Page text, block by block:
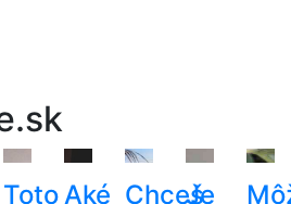
Toto Aké Chceš
Je